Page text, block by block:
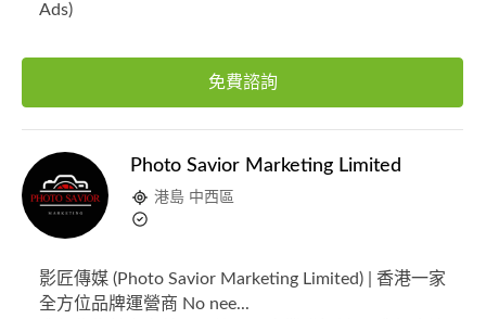
Ads)
免費諮詢
Photo Savior Marketing Limited
港島 中西區
影匠傳媒 (Photo Savior Marketing Limited) | 香港一家
全方位品牌運營商 No nee...